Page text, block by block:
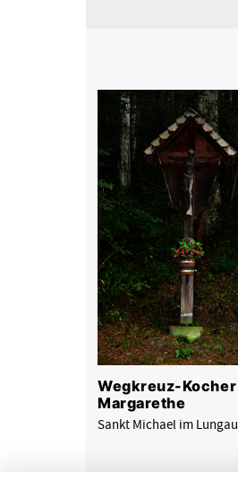
Wegkreuz-Kocher
Margarethe
Sankt Michael im Lungau